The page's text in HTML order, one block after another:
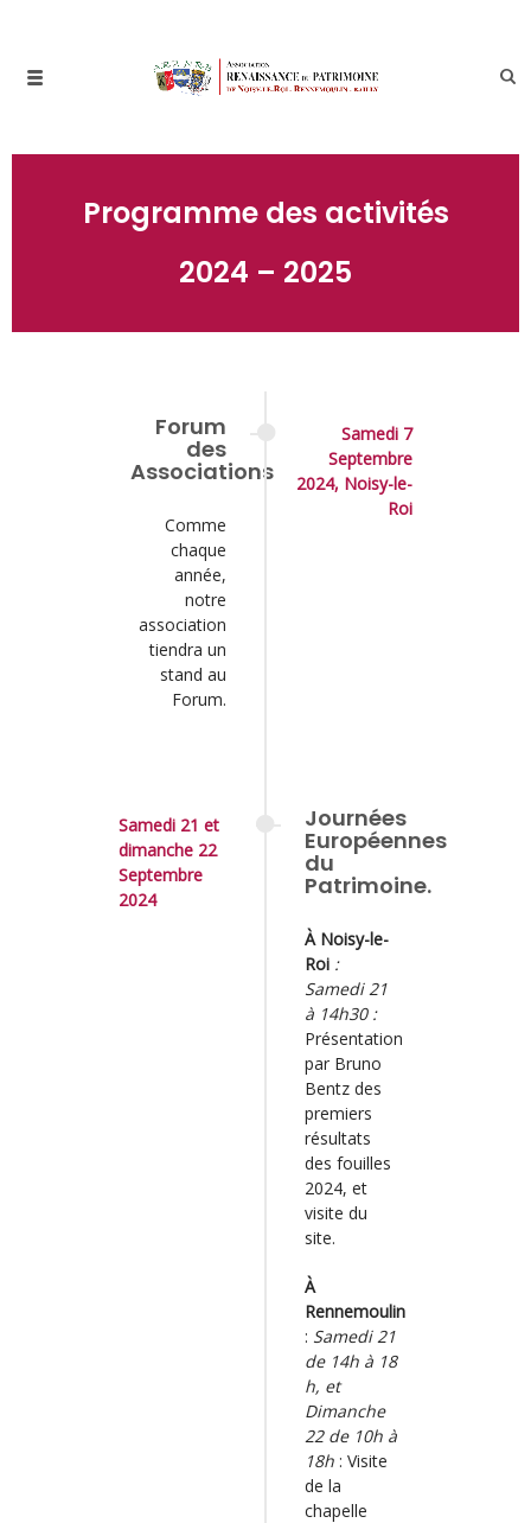
Programme des activités
2024 – 2025
Samedi 7
Septembre
2024, Noisy-le-
Roi
Forum
des
Associations
Comme
chaque
année,
notre
association
tiendra un
stand au
Forum.
Samedi 21 et
dimanche 22
Septembre
2024
Journées
Européennes
du
Patrimoine.
À Noisy-le-
Roi :
Samedi 21
à 14h30 :
Présentation
par Bruno
Bentz des
premiers
résultats
des fouilles
2024, et
visite du
site.
À
Rennemoulin
: Samedi 21
de 14h à 18
h, et
Dimanche
22 de 10h à
18h : Visite
de la
chapelle